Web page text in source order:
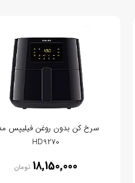
سرخ کن بدون روغن فیلیپس
HD9270
18,150,000 تومان